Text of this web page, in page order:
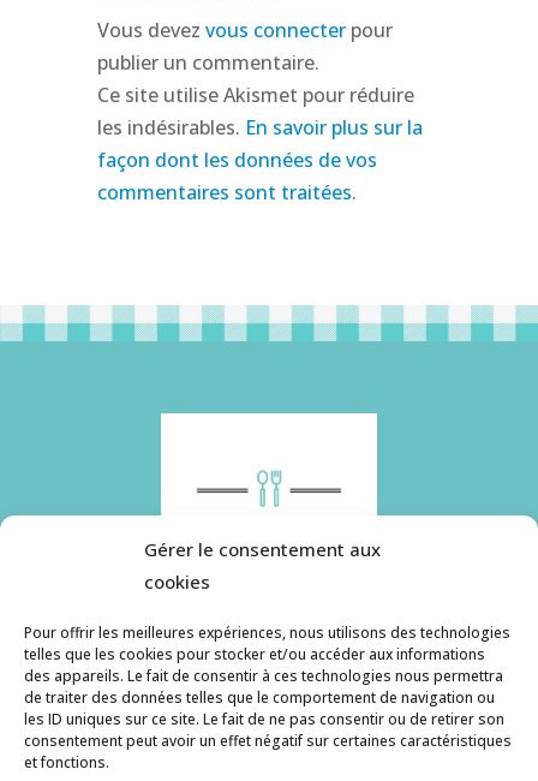
Gérer le consentement aux
cookies
Pour offrir les meilleures expériences, nous utilisons des technologies
telles que les cookies pour stocker et/ou accéder aux informations
des appareils. Le fait de consentir à ces technologies nous permettra
de traiter des données telles que le comportement de navigation ou
les ID uniques sur ce site. Le fait de ne pas consentir ou de retirer son
consentement peut avoir un effet négatif sur certaines caractéristiques
et fonctions.
Vous devez vous connecterpour
publier un commentaire.
Ce site utilise Akismet pour réduire
les indésirables. En savoir plus sur la
façon dont les données de vos
commentaires sont traitées.
Histoire de pâtes utilise des cookies. Pour en
savoir plus, ainsi que sur la politique de
confidentialité, cliquez ici.